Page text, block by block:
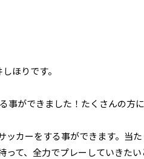
ほりです。
事ができました！たくさんの方
カーをする事ができます。当
て、全力でプレーしていきたい